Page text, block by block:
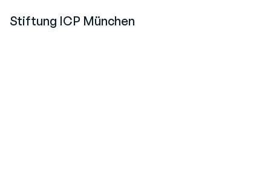
Stiftung ICP München